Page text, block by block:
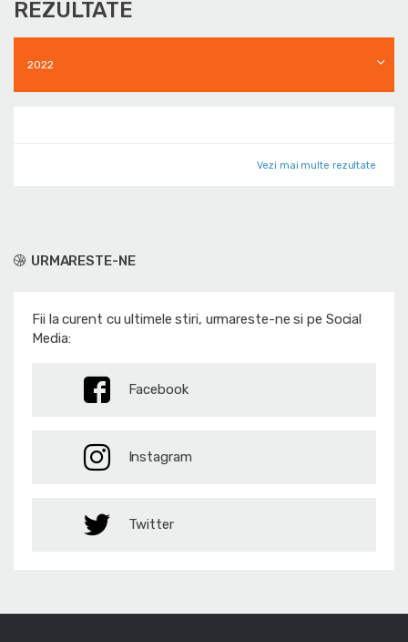
REZULTATE
2022
Vezi mai multe rezultate
URMARESTE-NE
Fii la curent cu ultimele stiri, urmareste-ne si pe Social
Media:
Facebook
Instagram
Twitter